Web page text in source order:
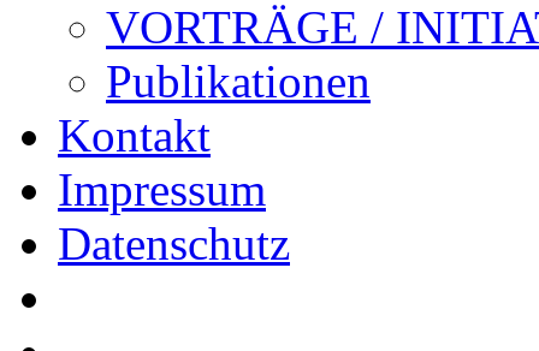
VORTRÄGE /
Publikationen
Kontakt
Impressum
Datenschutz